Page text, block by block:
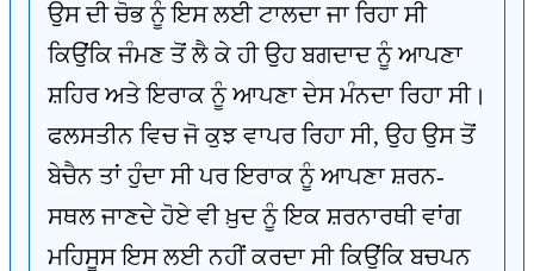
ਉਸ ਦੀ ਚੋਭ ਨੂੰ ਇਸ ਲਈ ਟਾਲਦਾ ਜਾ ਰਿਹਾ ਸੀ
ਕਿਉਂਕਿ ਜੰਮਣ ਤੋਂ ਲੈ ਕੇ ਹੀ ਉਹ ਬਗਦਾਦ ਨੂੰ ਆਪਣਾ
ਸ਼ਹਿਰ ਅਤੇ ਇਰਾਕ ਨੂੰ ਆਪਣਾ ਦੇਸ ਮੰਨਦਾ ਰਿਹਾ ਸੀ।
ਫਲਸਤੀਨ ਵਿਚ ਜੋ ਕੁਝ ਵਾਪਰ ਰਿਹਾ ਸੀ, ਉਹ ਉਸ ਤੋਂ
ਬੇਚੈਨ ਤਾਂ ਹੁੰਦਾ ਸੀ ਪਰ ਇਰਾਕ ਨੂੰ ਆਪਣਾ ਸ਼ਰਨ-
ਸਥਲ ਜਾਣਦੇ ਹੋਏ ਵੀ ਖ਼ੁਦ ਨੂੰ ਇਕ ਸ਼ਰਨਾਰਥੀ ਵਾਂਗ
ਮਹਿਸੂਸ ਇਸ ਲਈ ਨਹੀਂ ਕਰਦਾ ਸੀ ਕਿਉਂਕਿ ਬਚਪਨ